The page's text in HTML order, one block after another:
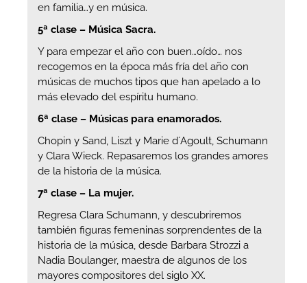
en familia…y en música.
5ª clase – Música Sacra.
Y para empezar el año con buen…oído… nos
recogemos en la época más fría del año con
músicas de muchos tipos que han apelado a lo
más elevado del espíritu humano.
6ª clase – Músicas para enamorados.
Chopin y Sand, Liszt y Marie d´Agoult, Schumann
y Clara Wieck. Repasaremos los grandes amores
de la historia de la música.
7ª clase – La mujer.
Regresa Clara Schumann, y descubriremos
también figuras femeninas sorprendentes de la
historia de la música, desde Barbara Strozzi a
Nadia Boulanger, maestra de algunos de los
mayores compositores del siglo XX.